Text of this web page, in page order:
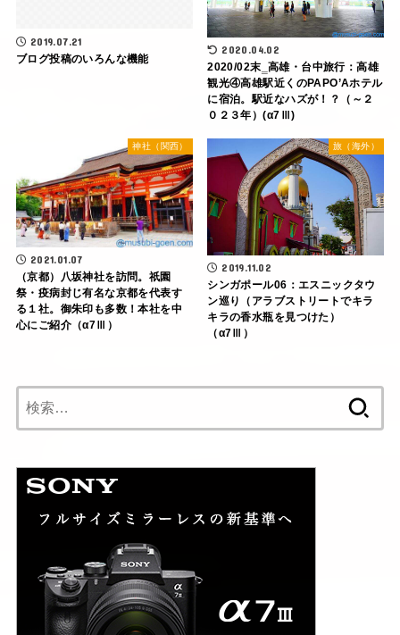
2019.07.21
ブログ投稿のいろんな機能
2020.04.02
2020/02末‗高雄・台中旅行：高雄
観光④高雄駅近くのPAPO’Aホテル
に宿泊。駅近なハズが！？（～２
０２３年）(α7Ⅲ)
神社（関西）
2021.01.07
（京都）八坂神社を訪問。祇園
祭・疫病封じ有名な京都を代表す
る１社。御朱印も多数！本社を中
心にご紹介（α7Ⅲ）
旅（海外）
2019.11.02
シンガポール06：エスニックタウ
ン巡り（アラブストリートでキラ
キラの香水瓶を見つけた）
（α7Ⅲ）
索: